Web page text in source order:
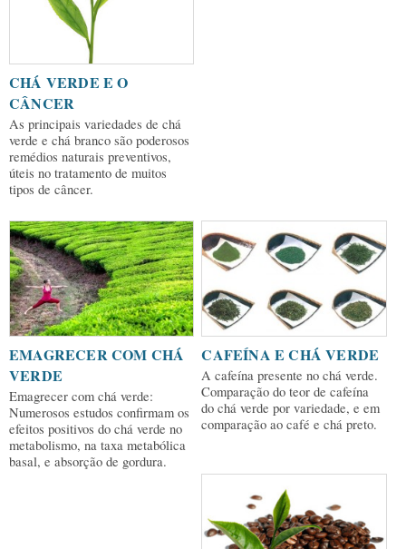
CHÁ VERDE E O
CÂNCER
As principais variedades de chá
verde e chá branco são poderosos
remédios naturais preventivos,
úteis no tratamento de muitos
tipos de câncer.
EMAGRECER COM CHÁ
VERDE
Emagrecer com chá verde:
Numerosos estudos confirmam os
efeitos positivos do chá verde no
metabolismo, na taxa metabólica
basal, e absorção de gordura.
CAFEÍNA E CHÁ VERDE
A cafeína presente no chá verde.
Comparação do teor de cafeína
do chá verde por variedade, e em
comparação ao café e chá preto.